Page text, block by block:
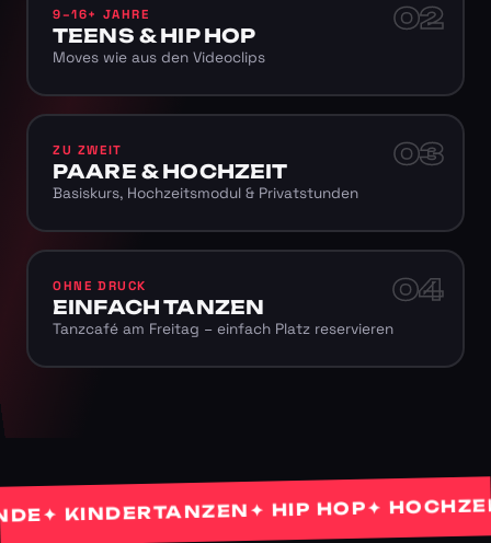
02
9–16+ JAHRE
TEENS & HIP HOP
Moves wie aus den Videoclips
03
ZU ZWEIT
PAARE & HOCHZEIT
Basiskurs, Hochzeitsmodul & Privatstunden
04
OHNE DRUCK
EINFACH TANZEN
Tanzcafé am Freitag – einfach Platz reservieren
KINDERTANZEN✦ HIP HOP✦